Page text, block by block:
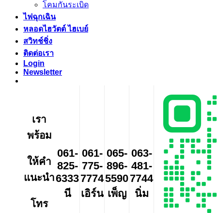
โคมกันระเบิด
ไฟฉุกเฉิน
หลอดไฮวัตต์ ไฮเบย์
สวิทช์ชิ่ง
ติดต่อเรา
Login
Newsletter
เรา
พร้อม
ให้คำ
แนะนำ
โทร
061-
825-
6333
นี
061-
775-
7774
เอิร์น
065-
896-
5590
เพ็ญ
063-
481-
7744
นิ่ม